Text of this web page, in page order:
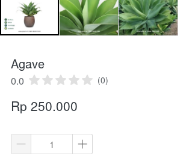
Agave
0.0 (0)
Rp 250.000